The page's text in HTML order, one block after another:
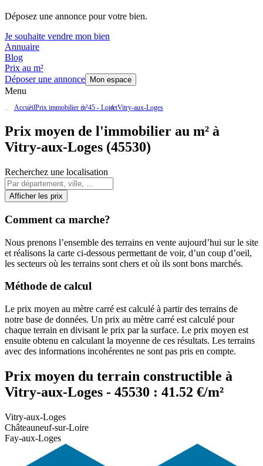
Déposez une annonce pour votre bien.
Je souhaite vendre mon bien
Annuaire
Blog
Prix au m²
Déposer une annonce
Mon espace
Menu
AccueilPrix immobilier m²45 - LoiretVitry-aux-Loges
Prix moyen de l'immobilier au m² à
Vitry-aux-Loges (45530)
Recherchez une localisation
Afficher les prix
Comment ca marche?
Nous prenons l’ensemble des terrains en vente aujourd’hui sur le site
et réalisons la carte ci-dessous permettant de voir, d’un coup d’oeil,
les secteurs où les terrains sont chers et où ils sont bons marchés.
Méthode de calcul
Le prix moyen au mètre carré est calculé à partir des terrains de
notre base de données. Un prix au mètre carré est calculé pour
chaque terrain en divisant le prix par la surface. Le prix moyen est
ensuite obtenu en calculant la moyenne de ces résultats. Les terrains
avec des informations incohérentes ne sont pas pris en compte.
Prix moyen du terrain constructible à
Vitry-aux-Loges - 45530 : 41.52 €/m²
Vitry-aux-Loges
Châteauneuf-sur-Loire
Fay-aux-Loges